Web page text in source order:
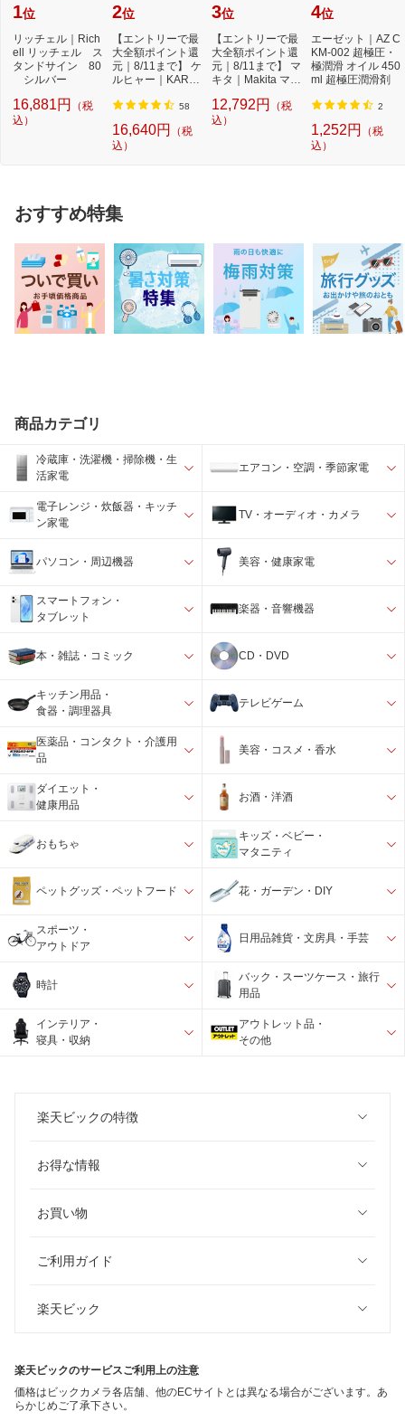
1位
リッチェル｜Rich
ell リッチェル ス
タンドサイン 80
シルバー
16,881円
（税
込）
2位
【エントリーで最
大全額ポイント還
元｜8/11まで】 ケ
ルヒャー｜KARC
圧...
58
16,640円
（税
込）
3位
【エントリーで最
大全額ポイント還
元｜8/11まで】 マ
キタ｜Makita マキ
12,792円
（税
込）
4位
エーゼット｜AZ C
KM-002 超極圧・
極潤滑 オイル 450
ml 超極圧潤滑剤
2
1,252円
（税
込）
おすすめ特集
商品カテゴリ
冷蔵庫・洗濯機・掃除機・生
活家電
エアコン・空調・季節家電
電子レンジ・炊飯器・キッチ
ン家電
TV・オーディオ・カメラ
パソコン・周辺機器 美容・健康家電
スマートフォン・
タブレット
楽器・音響機器
本・雑誌・コミック CD・DVD
キッチン用品・
食器・調理器具
テレビゲーム
医薬品・コンタクト・介護用
品
美容・コスメ・香水
ダイエット・
健康用品
お酒・洋酒
おもちゃ
キッズ・ベビー・
マタニティ
ペットグッズ・ペットフード 花・ガーデン・DIY
スポーツ・
アウトドア
日用品雑貨・文房具・手芸
時計
バック・スーツケース・旅行
用品
インテリア・
寝具・収納
アウトレット品・
その他
楽天ビックの特徴
お得な情報
お買い物
ご利用ガイド
楽天ビック
楽天ビックのサービスご利用上の注意
価格はビックカメラ各店舗、他のECサイトとは異なる場合がございます。あ
らかじめご了承下さい。